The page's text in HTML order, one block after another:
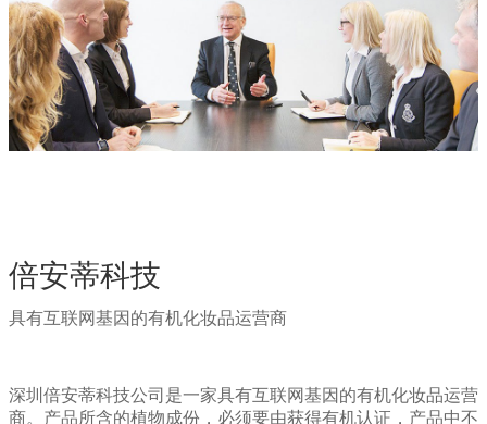
倍安蒂科技
具有互联网基因的有机化妆品运营商
深圳倍安蒂科技公司是一家具有互联网基因的有机化妆品运营
商。产品所含的植物成份，必须要由获得有机认证，产品中不